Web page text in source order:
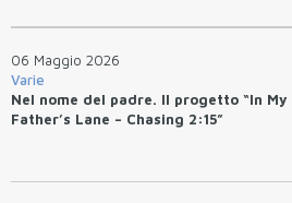
06 Maggio 2026
Varie
Nel nome del padre. Il progetto “In My
Father’s Lane – Chasing 2:15”